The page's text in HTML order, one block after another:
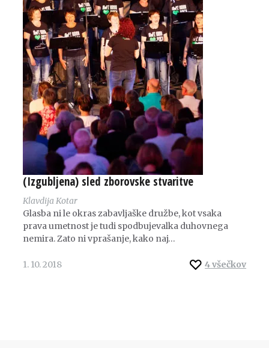
(Izgubljena) sled zborovske stvaritve
Klavdija Kotar
Glasba ni le okras zabavljaške družbe, kot vsaka
prava umetnost je tudi spodbujevalka duhovnega
nemira. Zato ni vprašanje, kako naj…
4všečkov
1. 10. 2018